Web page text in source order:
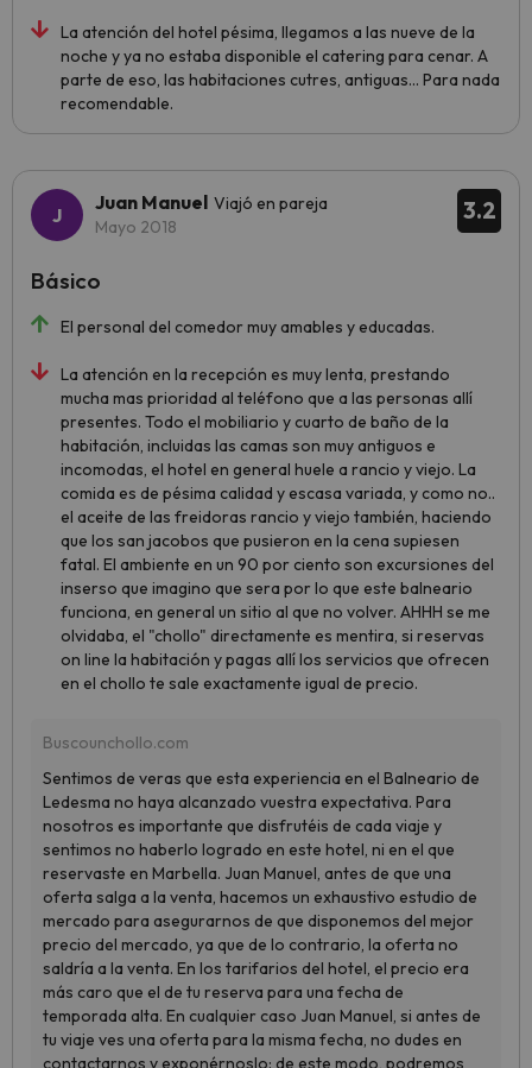
La atención del hotel pésima, llegamos a las nueve de la
noche y ya no estaba disponible el catering para cenar. A
parte de eso, las habitaciones cutres, antiguas... Para nada
recomendable.
3.2
Juan Manuel Viajó en pareja
Mayo 2018
El personal del comedor muy amables y educadas.
La atención en la recepción es muy lenta, prestando
mucha mas prioridad al teléfono que a las personas allí
presentes. Todo el mobiliario y cuarto de baño de la
habitación, incluidas las camas son muy antiguos e
incomodas, el hotel en general huele a rancio y viejo. La
comida es de pésima calidad y escasa variada, y como no..
el aceite de las freidoras rancio y viejo también, haciendo
que los san jacobos que pusieron en la cena supiesen
fatal. El ambiente en un 90 por ciento son excursiones del
inserso que imagino que sera por lo que este balneario
funciona, en general un sitio al que no volver. AHHH se me
olvidaba, el "chollo" directamente es mentira, si reservas
on line la habitación y pagas allí los servicios que ofrecen
en el chollo te sale exactamente igual de precio.
Básico